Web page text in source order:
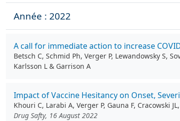
Année : 2022
A call for immediate action to increase
Betsch C, Schmid Ph, Verger P, Lewandowsky S,
Karlsson L & Garrison A
Impact of Vaccine Hesitancy on Onset,
Khouri C, Larabi A, Verger P, Gauna F, Cracowski
Drug Safty, 16 August 2022